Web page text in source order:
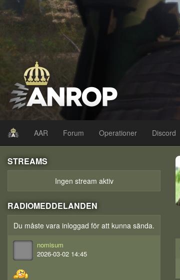
AAR Forum Operationer Discord
STREAMS
Ingen stream aktiv
RADIOMEDDELANDEN
Du måste vara inloggad för att kunna sända.
nomisum
2026-03-02 14:45